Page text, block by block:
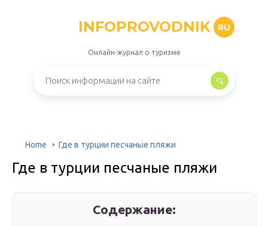
INFOPROVODNIK RU
Онлайн-журнал о туризме
Home Где в турции песчаные пляжи
Где в турции песчаные пляжи
Содержание: